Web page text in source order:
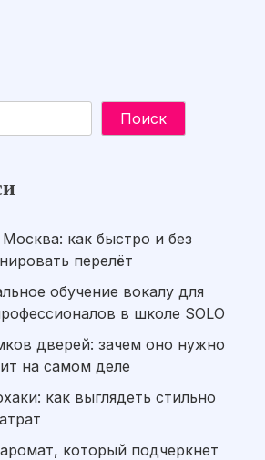
Поиск
как быстро и без
перелёт
обучение вокалу для
в школе SOLO
дверей: зачем оно нужно
на самом деле
как выглядеть стильно
который подчеркнет